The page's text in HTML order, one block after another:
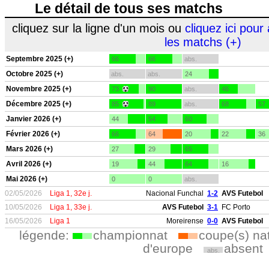
Le détail de tous ses matchs
cliquez sur la ligne d'un mois ou cliquez ici pour
les matchs (+)
Septembre 2025 (+) 66 66 abs.
Octobre 2025 (+) abs. abs. 24
Novembre 2025 (+) 73 90 abs. 46
Décembre 2025 (+) 85 89 abs. 68 57
Janvier 2026 (+) 44 54 60
Février 2026 (+) 66 64 20 22 36
Mars 2026 (+) 27 29 65
Avril 2026 (+) 19 44 64 16
Mai 2026 (+) 0 0 abs.
02/05/2026 Liga 1, 32e j. Nacional Funchal 1-2 AVS Futebol
10/05/2026
Liga 1, 33e j. AVS Futebol 3-1 FC Porto
16/05/2026
Liga 1 Moreirense 0-0 AVS Futebol
légende: championnat
coupe(s)
d'europe
abs. absent